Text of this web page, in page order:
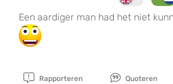
Een aardiger man had het niet
Rapporteren Quoteren